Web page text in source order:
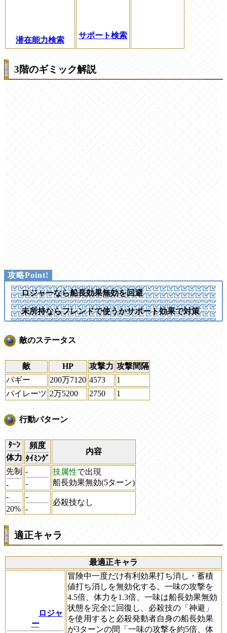
潜在能力検索
サポート検索
3階のギミック解説
ロジャーなら船長効果無効を回避
未所持ならフレンドで使うかサポート効果で対策
敵のステータス
敵 HP 攻撃力 攻撃間隔
バギー
200万7120 4573
1
パイレーツ 2万5200 2750 1
行動パターン
ﾀｰﾝ
体力
頻度
ﾀｲﾐﾝｸﾞ
内容
先制
-
-
-
技属性で出現
船長効果無効(5ターン)
-
20%
-
-
必殺技なし
適正キャラ
最適正キャラ
ロジャ
ー
冒険中一度だけ有利効果打ち消し・蓄積
値打ち消しを無効化する。一味の攻撃を
4.5倍、体力を1.3倍、一味は船長効果無効
状態を完全に回復し、必殺技の「神避」
を使用すると必殺発動者自身の船長効果
が3ターンの間「一味の攻撃を約5倍、体